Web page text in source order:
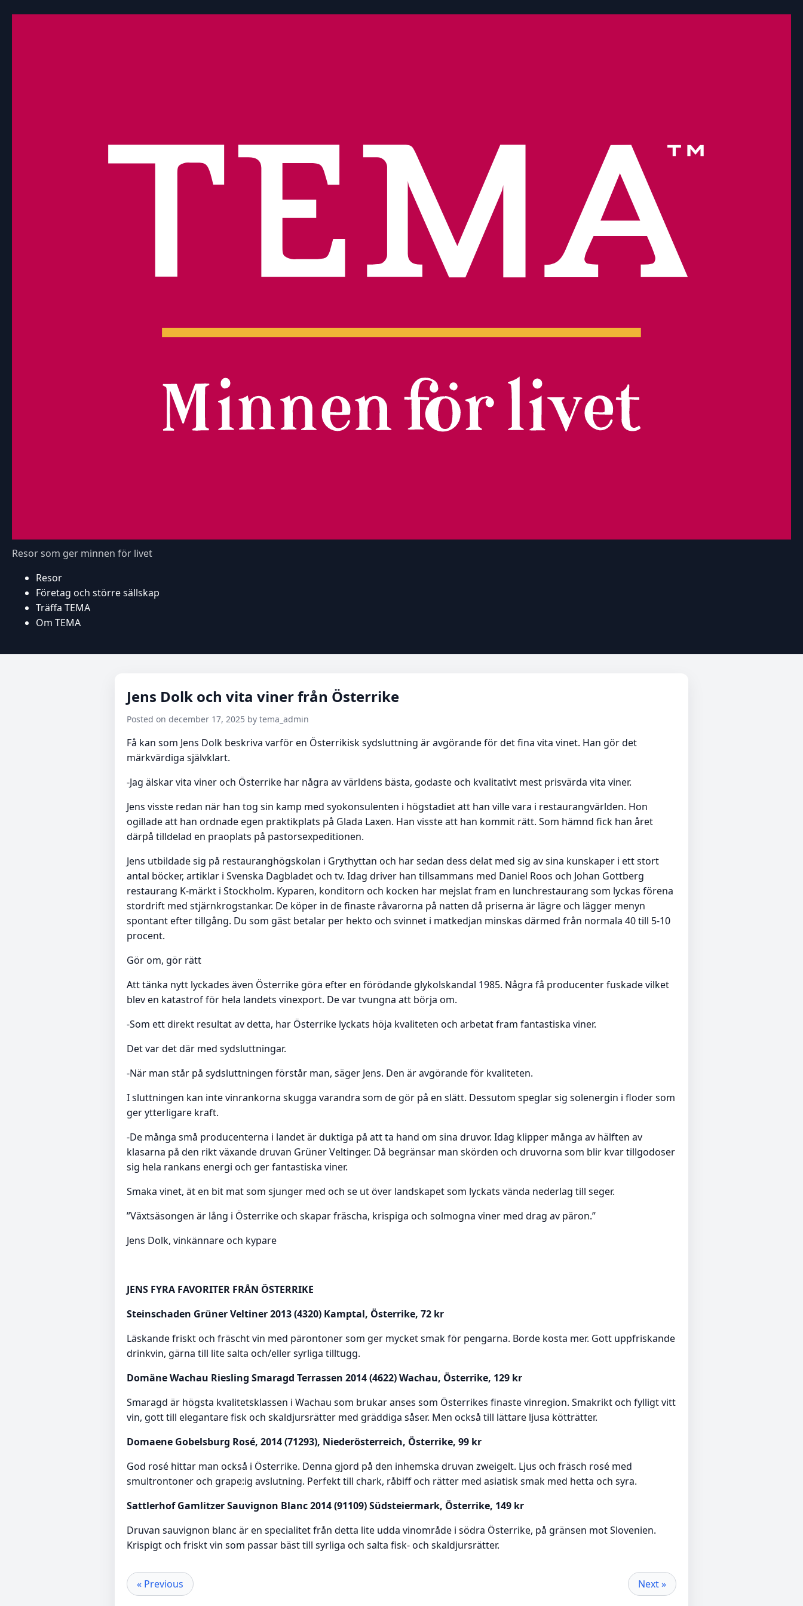
Resor som ger minnen för livet
Resor
Företag och större sällskap
Träffa TEMA
Om TEMA
Jens Dolk och vita viner från Österrike
Posted on december 17, 2025 by tema_admin
Få kan som Jens Dolk beskriva varför en Österrikisk sydsluttning är avgörande för det fina vita vinet. Han gör det
märkvärdiga självklart.
-Jag älskar vita viner och Österrike har några av världens bästa, godaste och kvalitativt mest prisvärda vita viner.
Jens visste redan när han tog sin kamp med syokonsulenten i högstadiet att han ville vara i restaurangvärlden. Hon
ogillade att han ordnade egen praktikplats på Glada Laxen. Han visste att han kommit rätt. Som hämnd fick han året
därpå tilldelad en praoplats på pastorsexpeditionen.
Jens utbildade sig på restauranghögskolan i Grythyttan och har sedan dess delat med sig av sina kunskaper i ett stort
antal böcker, artiklar i Svenska Dagbladet och tv. Idag driver han tillsammans med Daniel Roos och Johan Gottberg
restaurang K-märkt i Stockholm. Kyparen, konditorn och kocken har mejslat fram en lunchrestaurang som lyckas förena
stordrift med stjärnkrogstankar. De köper in de finaste råvarorna på natten då priserna är lägre och lägger menyn
spontant efter tillgång. Du som gäst betalar per hekto och svinnet i matkedjan minskas därmed från normala 40 till 5-10
procent.
Gör om, gör rätt
Att tänka nytt lyckades även Österrike göra efter en förödande glykolskandal 1985. Några få producenter fuskade vilket
blev en katastrof för hela landets vinexport. De var tvungna att börja om.
-Som ett direkt resultat av detta, har Österrike lyckats höja kvaliteten och arbetat fram fantastiska viner.
Det var det där med sydsluttningar.
-När man står på sydsluttningen förstår man, säger Jens. Den är avgörande för kvaliteten.
I sluttningen kan inte vinrankorna skugga varandra som de gör på en slätt. Dessutom speglar sig solenergin i floder som
ger ytterligare kraft.
-De många små producenterna i landet är duktiga på att ta hand om sina druvor. Idag klipper många av hälften av
klasarna på den rikt växande druvan Grüner Veltinger. Då begränsar man skörden och druvorna som blir kvar tillgodoser
sig hela rankans energi och ger fantastiska viner.
Smaka vinet, ät en bit mat som sjunger med och se ut över landskapet som lyckats vända nederlag till seger.
”Växtsäsongen är lång i Österrike och skapar fräscha, krispiga och solmogna viner med drag av päron.”
Jens Dolk, vinkännare och kypare
JENS FYRA FAVORITER FRÅN ÖSTERRIKE
Steinschaden Grüner Veltiner 2013 (4320) Kamptal, Österrike, 72 kr
Läskande friskt och fräscht vin med pärontoner som ger mycket smak för pengarna. Borde kosta mer. Gott uppfriskande
drinkvin, gärna till lite salta och/eller syrliga tilltugg.
Domäne Wachau Riesling Smaragd Terrassen 2014 (4622) Wachau, Österrike, 129 kr
Smaragd är högsta kvalitetsklassen i Wachau som brukar anses som Österrikes finaste vinregion. Smakrikt och fylligt vitt
vin, gott till elegantare fisk och skaldjursrätter med gräddiga såser. Men också till lättare ljusa kötträtter.
Domaene Gobelsburg Rosé, 2014 (71293), Niederösterreich, Österrike, 99 kr
God rosé hittar man också i Österrike. Denna gjord på den inhemska druvan zweigelt. Ljus och fräsch rosé med
smultrontoner och grape:ig avslutning. Perfekt till chark, råbiff och rätter med asiatisk smak med hetta och syra.
Sattlerhof Gamlitzer Sauvignon Blanc 2014 (91109) Südsteiermark, Österrike, 149 kr
Druvan sauvignon blanc är en specialitet från detta lite udda vinområde i södra Österrike, på gränsen mot Slovenien.
Krispigt och friskt vin som passar bäst till syrliga och salta fisk- och skaldjursrätter.
« Previous Next »